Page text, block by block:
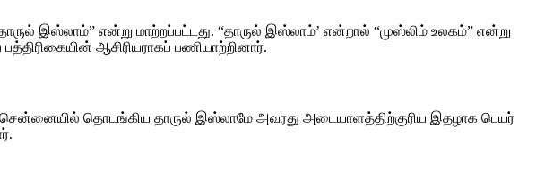
இஸ்லாம்” என்று மாற்றப்பட்டது. “தாருல் இஸ்லாம்’ என்றால் “முஸ்லிம் உலகம்” என்று
ஆசிரியராகப் பணியாற்றினார்.
தொடங்கிய தாருல் இஸ்லாமே அவரது அடையாளத்திற்குரிய இதழாக பெயர்